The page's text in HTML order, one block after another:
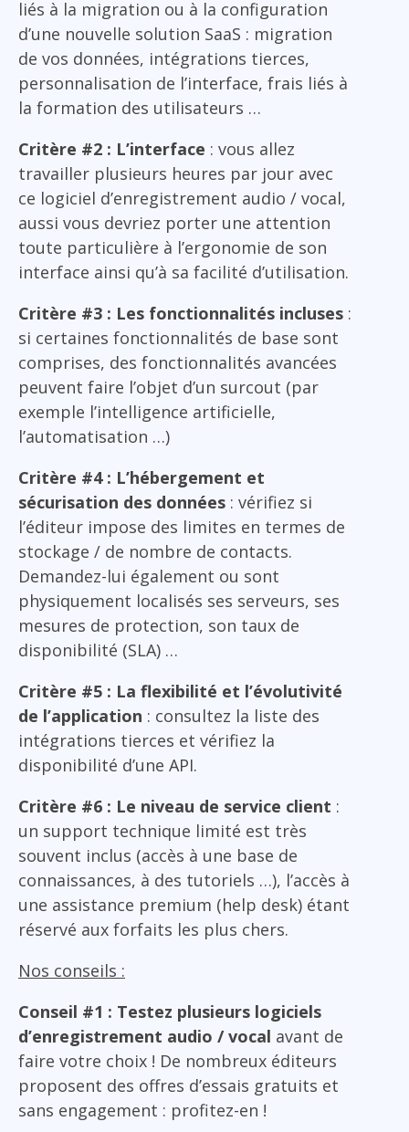
liés à la migration ou à la configuration
d’une nouvelle solution SaaS : migration
de vos données, intégrations tierces,
personnalisation de l’interface, frais liés à
la formation des utilisateurs …
Critère #2 : L’interface : vous allez
travailler plusieurs heures par jour avec
ce logiciel d’enregistrement audio / vocal,
aussi vous devriez porter une attention
toute particulière à l’ergonomie de son
interface ainsi qu’à sa facilité d’utilisation.
Critère #3 : Les fonctionnalités incluses :
si certaines fonctionnalités de base sont
comprises, des fonctionnalités avancées
peuvent faire l’objet d’un surcout (par
exemple l’intelligence artificielle,
l’automatisation …)
Critère #4 : L’hébergement et
sécurisation des données : vérifiez si
l’éditeur impose des limites en termes de
stockage / de nombre de contacts.
Demandez-lui également ou sont
physiquement localisés ses serveurs, ses
mesures de protection, son taux de
disponibilité (SLA) …
Critère #5 : La flexibilité et l’évolutivité
de l’application : consultez la liste des
intégrations tierces et vérifiez la
disponibilité d’une API.
Critère #6 : Le niveau de service client :
un support technique limité est très
souvent inclus (accès à une base de
connaissances, à des tutoriels …), l’accès à
une assistance premium (help desk) étant
réservé aux forfaits les plus chers.
Nos conseils :
Conseil #1 : Testez plusieurs logiciels
d’enregistrement audio / vocal avant de
faire votre choix ! De nombreux éditeurs
proposent des offres d’essais gratuits et
sans engagement : profitez-en !